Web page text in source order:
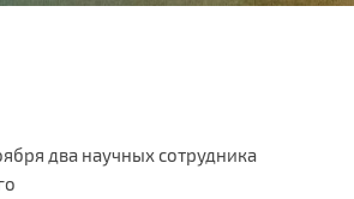
два научных сотрудника